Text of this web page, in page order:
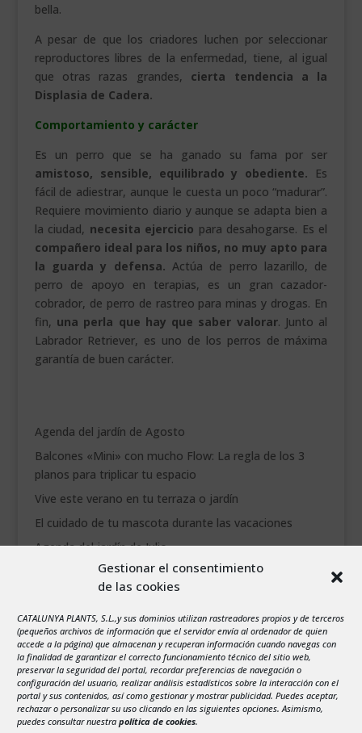
Gestionar el consentimiento
de las cookies
CATALUNYA PLANTS, S.L.,y sus dominios utilizan rastreadores propios y de terceros
(pequeños archivos de información que el servidor envía al ordenador de quien
accede a la página) que almacenan y recuperan información cuando navegas con
la finalidad de garantizar el correcto funcionamiento técnico del sitio web,
preservar la seguridad del portal, recordar preferencias de navegación o
configuración del usuario, realizar análisis estadísticos sobre la interacción con el
portal y sus contenidos, así como gestionar y mostrar publicidad. Puedes aceptar,
rechazar o personalizar su uso clicando en las siguientes opciones. Asimismo,
puedes consultar nuestra política de cookies.
bella.
A pesar de que los criadores luchen por seleccionar
reproductores libres de la enfermedad, tiene, al igual
que otras razas grandes, cierta tendencia a la
Displasia de Cadera.
Comportamiento y carácter
Es un perro que se ha ganado su fama por ser
amistoso, sensible, equilibrado y obediente. Es
fácil de adiestrar, aunque le cuesta un poco “madurar”.
Requiere movimiento diario y aunque se adapta bien a
la ciudad, necesita ejercicio para desahogarse. Es el
compañero ideal para los niños, no muy apto para
la guarda y defensa. Actúa de perro lazarillo, de
perro de apoyo en terapias, es un gran cazador-
cobrador, de perro de rastreo para minas y drogas. En
fin, una perla que hay que saber valorar. Junto al
Labrador Retriever, es uno de los perros de máxima
garantía de buen carácter.
Agenda del jardín de Agosto
Balcones «Mini» con mucho Flow: La regla de los 3
planos para triplicar tu espacio
Vive este verano en tu terraza o jardín
El cuidado de tu mascota durante las vacaciones
Agenda del jardín de Julio
agosto 2026
1
2
3
4 5 6 7 8
9
10
11 12 13 14 15
16
17
18 19 20 21 22
23
24
25 26 27